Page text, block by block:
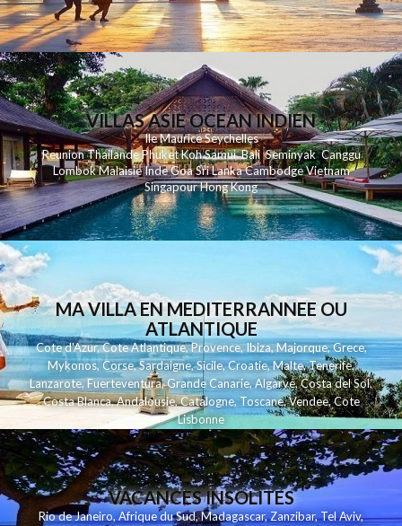
VILLAS ASIE OCEAN INDIEN
Ile MauriceSeychelles
ReunionThailandePhuketKohSamui Bali SeminyakCanggu
LombokMalaisieIndeGoaSri LankaCambodgeVietnam
SingapourHong Kong
MA VILLA EN MEDITERRANNEE OU
ATLANTIQUE
Cote d'Azur,Cote Atlantique,Provence,Ibiza,Majorque,Grece,
Mykonos,Corse,Sardaigne,Sicile,Croatie,Malte,Tenerife,
Lanzarote,Fuerteventura,Grande Canarie,Algarve,Costa del Sol,
Costa Blanca,Andalousie,Catalogne,Toscane,Vendee,Cote
Lisbonne
VACANCES INSOLITES
Rio de Janeiro,Afrique du Sud,Madagascar,Zanzibar,Tel Aviv,